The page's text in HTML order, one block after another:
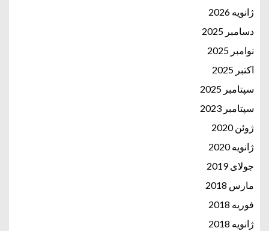
ژانویه 2026
دسامبر 2025
نوامبر 2025
اکتبر 2025
سپتامبر 2025
سپتامبر 2023
ژوئن 2020
ژانویه 2020
جولای 2019
مارس 2018
فوریه 2018
ژانویه 2018